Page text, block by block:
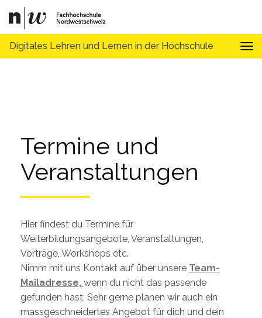
Digitales Lehren und Lernen in der Hochschule
Termine und
Veranstaltungen
Hier findest du Termine für
Weiterbildungsangebote, Veranstaltungen,
Vorträge, Workshops etc.
Nimm mit uns Kontakt auf über unsere Team-
Mailadresse, wenn du nicht das passende
gefunden hast. Sehr gerne planen wir auch ein
massgeschneidertes Angebot für dich und dein